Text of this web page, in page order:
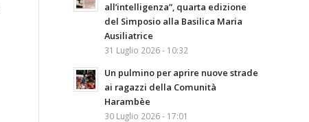
all’intelligenza”, quarta edizione
del Simposio alla Basilica Maria
Ausiliatrice
31 Luglio 2026 - 10:32
Un pulmino per aprire nuove strade
ai ragazzi della Comunità
Harambèe
30 Luglio 2026 - 17:01